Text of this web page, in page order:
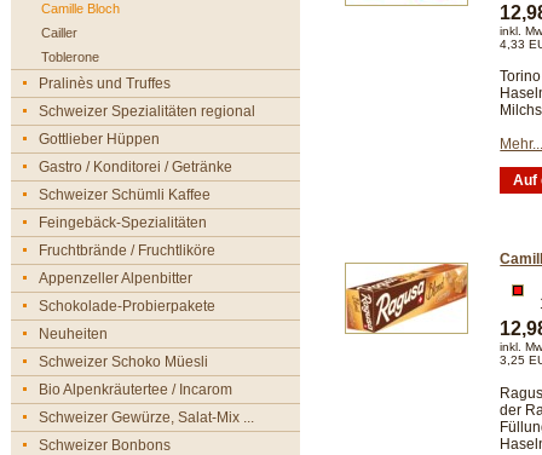
Camille Bloch
Cailler
Toblerone
Pralinès und Truffes
Schweizer Spezialitäten regional
Gottlieber Hüppen
Gastro / Konditorei / Getränke
Schweizer Schümli Kaffee
Feingebäck-Spezialitäten
Fruchtbrände / Fruchtliköre
Appenzeller Alpenbitter
Schokolade-Probierpakete
Neuheiten
Schweizer Schoko Müesli
Bio Alpenkräutertee / Incarom
Schweizer Gewürze, Salat-Mix ...
Schweizer Bonbons
inkl.
4,33
inkl.
3,25
der